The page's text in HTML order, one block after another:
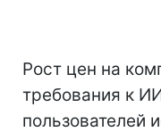
Рост цен на
требования к
пользователей